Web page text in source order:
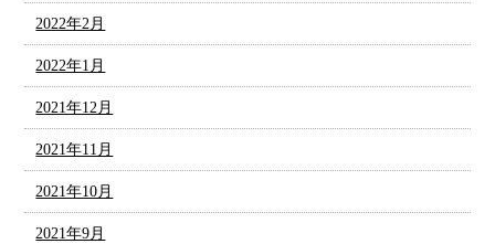
2022年2月
2022年1月
2021年12月
2021年11月
2021年10月
2021年9月